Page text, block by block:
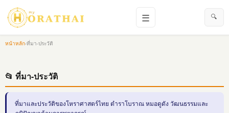
☰ 🔍
หน้าหลัก›ที่มา-ประวัติ
📂 ที่มา-ประวัติ
ที่มาและประวัติของโหราศาสตร์ไทย ตำราโบราณ หมอดูดัง วัฒนธรรมและ